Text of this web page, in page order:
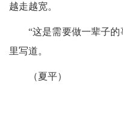
越走越宽。
“这是需要做一辈子
里写道。
（夏平）